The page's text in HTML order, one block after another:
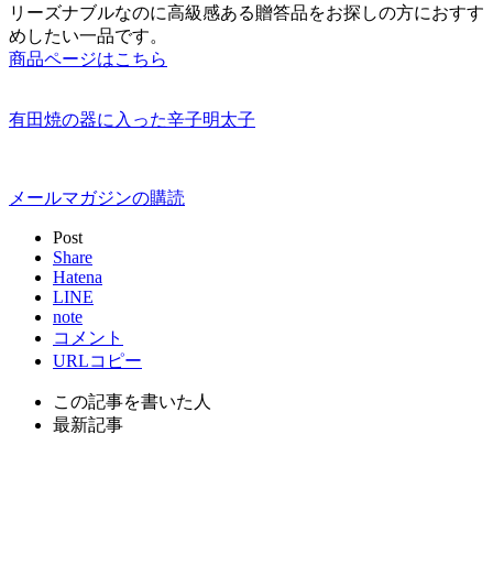
リーズナブルなのに高級感ある贈答品をお探しの方におすす
めしたい一品です。
商品ページはこちら
有田焼の器に入った辛子明太子
メールマガジンの購読
Post
Share
Hatena
LINE
note
コメント
URLコピー
この記事を書いた人
最新記事